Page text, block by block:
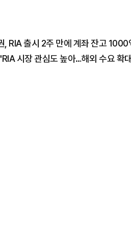
, RIA 출시 2주 만에 계좌 잔고 1000
시장 관심도 높아…해외 수요 확